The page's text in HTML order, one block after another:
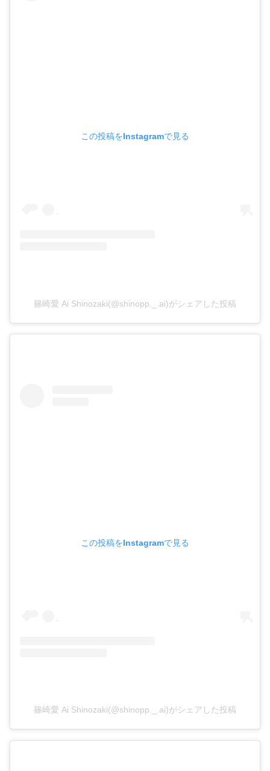
この投稿をInstagramで見る
篠崎愛 Ai Shinozaki(@shinopp._.ai)がシェアした投稿
この投稿をInstagramで見る
篠崎愛 Ai Shinozaki(@shinopp._.ai)がシェアした投稿